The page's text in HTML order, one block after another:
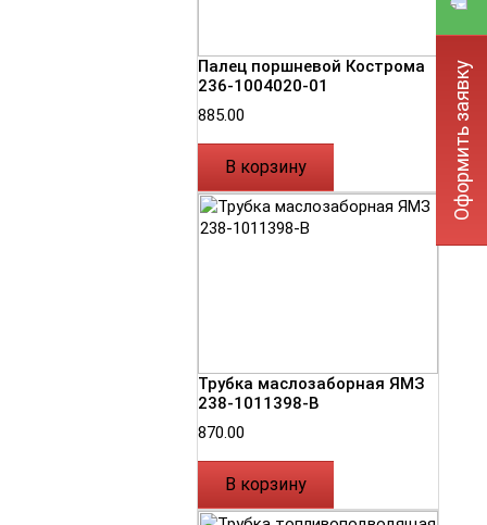
Палец поршневой Кострома
236-1004020-01
885.00
В корзину
Трубка маслозаборная ЯМЗ
238-1011398-В
870.00
В корзину
Оформить заявку